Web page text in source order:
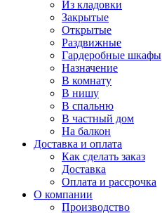
Из кладовки
Закрытые
Открытые
Раздвижные
Гардеробные шкафы
Назначение
В комнату
В нишу
В спальню
В частный дом
На балкон
Доставка и оплата
Как сделать заказ
Доставка
Оплата и рассрочка
О компании
Производство